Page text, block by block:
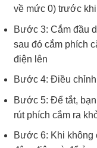
về mức 0) trước
Bước 3: Cắm đầu
sau đó cắm phích
điện lên
Bước 4: Điều
Bước 5: Để tắt,
rút phích cắm ra
Bước 6: Khi không